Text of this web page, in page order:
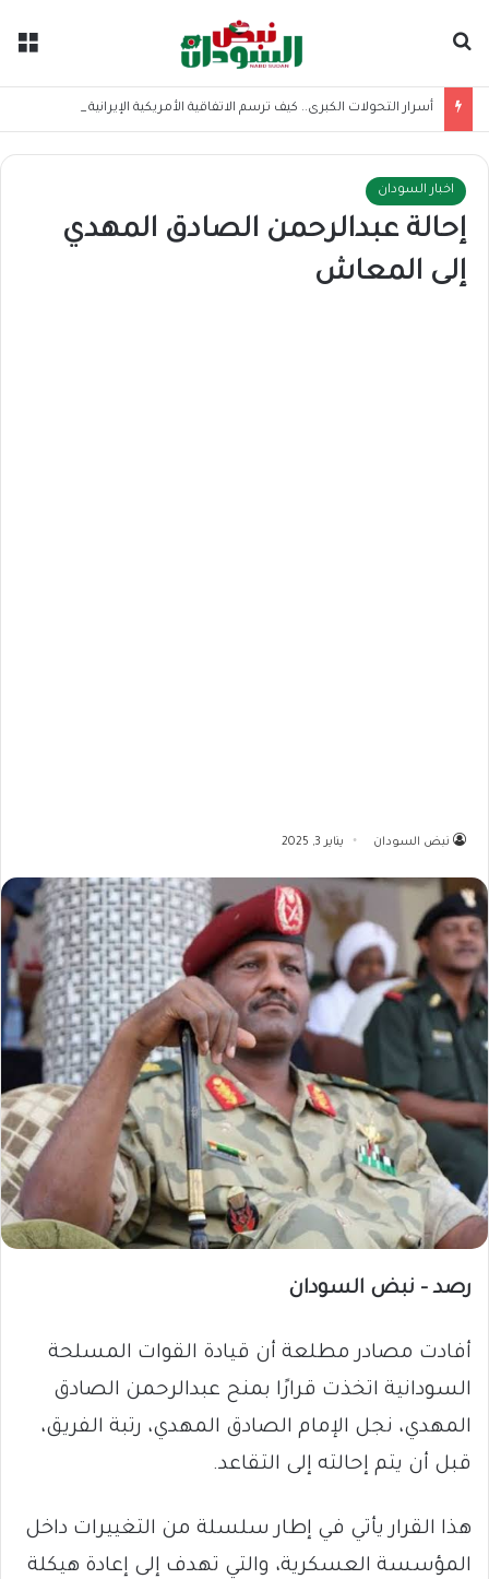
اخبار السودان
إحالة عبدالرحمن الصادق المهدي
إلى المعاش
نبض السودان يناير 3, 2025
رصد – نبض السودان
أفادت مصادر مطلعة أن قيادة القوات المسلحة
السودانية اتخذت قرارًا بمنح عبدالرحمن الصادق
المهدي، نجل الإمام الصادق المهدي، رتبة الفريق،
قبل أن يتم إحالته إلى التقاعد.
هذا القرار يأتي في إطار سلسلة من التغييرات داخل
المؤسسة العسكرية، والتي تهدف إلى إعادة هيكلة